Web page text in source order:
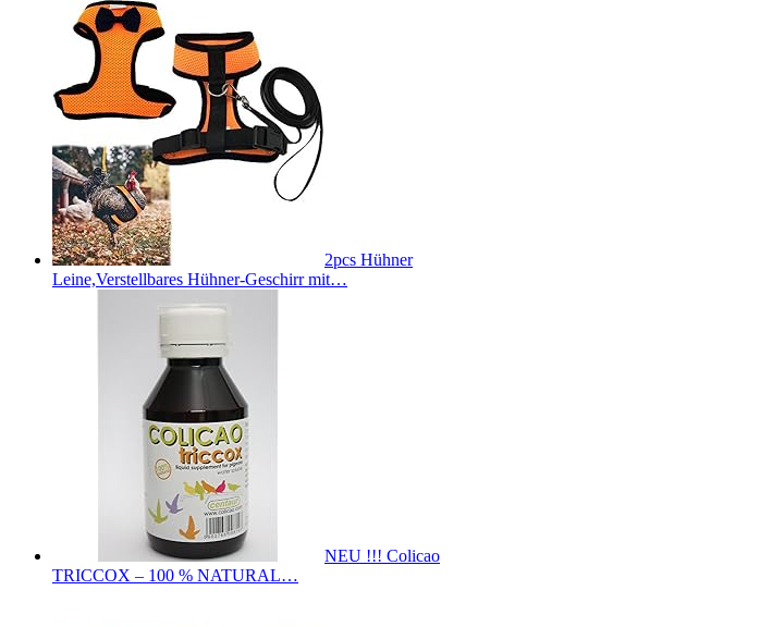
2pcs Hühner
Leine,Verstellbares Hühner-Geschirr mit…
NEU !!! Colicao
TRICCOX – 100 % NATURAL…